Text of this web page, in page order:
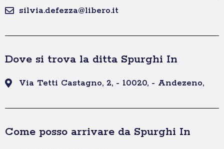
silvia.defezza@libero.it
Dove si trova la ditta Spurghi In
Via Tetti Castagno, 2, - 10020, - Andezeno,
Come posso arrivare da Spurghi In